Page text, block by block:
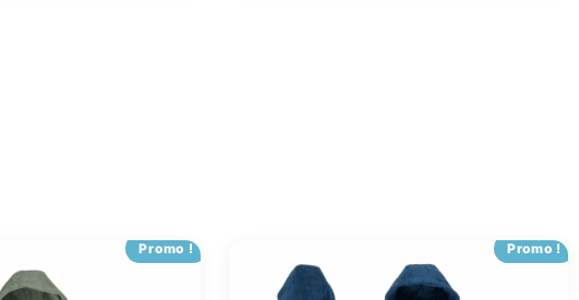
Promo ! Promo !